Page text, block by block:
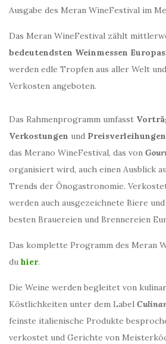
Ausgabe des Meran WineFestival im
Das Meran WineFestival zählt
bedeutendsten Weinmessen Europas
werden edle Tropfen aus aller Welt
Verkosten angeboten.
Das Rahmenprogramm umfasst
Verkostungen und Preisverleihungen
das Merano WineFestival, das von
organisiert wird, auch einen Ausblick
Trends der Önogastronomie.
werden auch ausgezeichnete Biere
besten Brauereien und Brennereien
Das komplette Programm des Meran
du hier.
Die Weine werden begleitet von
Köstlichkeiten unter dem Label
feinste italienische Produkte
verkostet und Gerichte von